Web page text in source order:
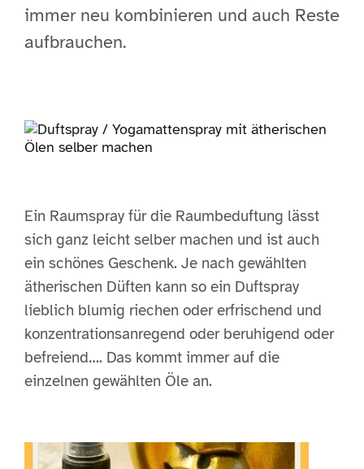
immer neu kombinieren und auch Reste
aufbrauchen.
Ein Raumspray für die Raumbeduftung lässt
sich ganz leicht selber machen und ist auch
ein schönes Geschenk. Je nach gewählten
ätherischen Düften kann so ein Duftspray
lieblich blumig riechen oder erfrischend und
konzentrationsanregend oder beruhigend oder
befreiend…. Das kommt immer auf die
einzelnen gewählten Öle an.